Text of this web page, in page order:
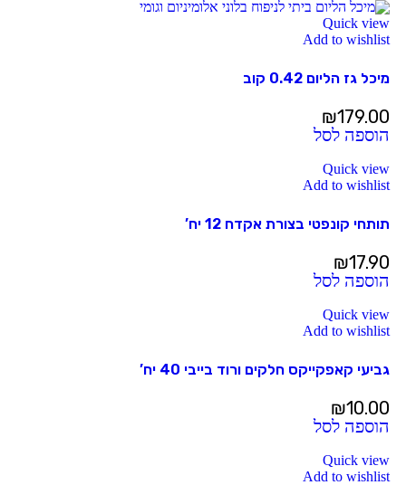
Quick view
Add to wishlist
מיכל גז הליום 0.42 קוב
₪179.00
הוספה לסל
Quick view
Add to wishlist
תותחי קונפטי בצורת אקדח 12 יח’
₪17.90
הוספה לסל
Quick view
Add to wishlist
גביעי קאפקייקס חלקים ורוד בייבי 40 יח’
₪10.00
הוספה לסל
Quick view
Add to wishlist